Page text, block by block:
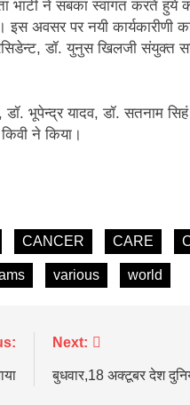
भाटी ने सबका स्वागत करते हुये
इस अवसर पर नयी कार्यकारीणी
डॉ. युनुस खिलजी संयुक्त
भूपेन्द्र यादव, डॉ. सतनाम
ने किया।
CANCER CARE
various world
Next:
बुधवार,18 अक्टूबर देश